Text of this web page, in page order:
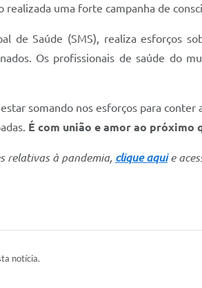
uma forte campanha de
de Saúde (SMS), realiza esforços
Os profissionais de saúde do
somando nos esforços para conter
É com união e amor ao próximo
relativas à pandemia, clique aqui e
notícia.